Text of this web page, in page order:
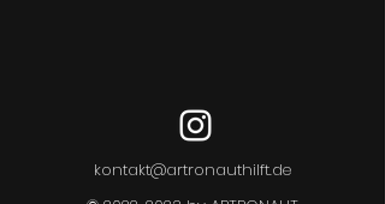
kontakt@artronauthilft.de